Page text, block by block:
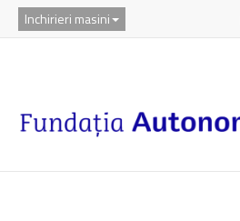
Inchirieri masini